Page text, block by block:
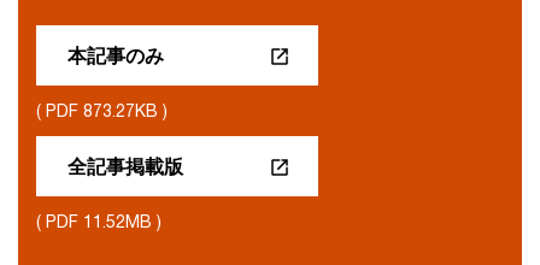
本記事のみ
( PDF 873.27KB )
全記事掲載版
( PDF 11.52MB )